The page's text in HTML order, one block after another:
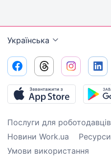
Українська
Послуги для роботодавців
Новини Work.ua
Ресурси
Умови використання